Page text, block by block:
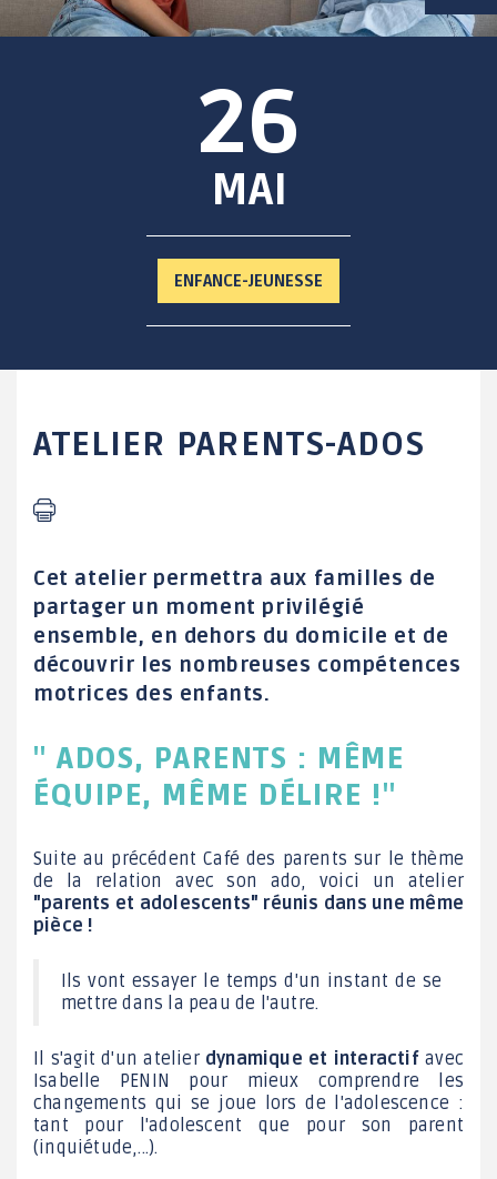
VIE SCOLAIRE
SOCIAL / SOLIDARITÉ26
MAI
ENFANCE-JEUNESSE
ATELIER PARENTS-ADOS
Cet atelier permettra aux familles de
partager un moment privilégié
ensemble, en dehors du domicile et de
découvrir les nombreuses compétences
motrices des enfants.
" ADOS, PARENTS : MÊME
ÉQUIPE, MÊME DÉLIRE !"
Suite au précédent Café des parents sur le thème
de la relation avec son ado, voici un atelier
"parents et adolescents" réunis dans une même
pièce !
Ils vont essayer le temps d'un instant de se
mettre dans la peau de l'autre.
Il s'agit d'un atelier dynamique et interactifavec
Isabelle PENIN pour mieux comprendre les
changements qui se joue lors de l'adolescence :
tant pour l'adolescent que pour son parent
(inquiétude,...).